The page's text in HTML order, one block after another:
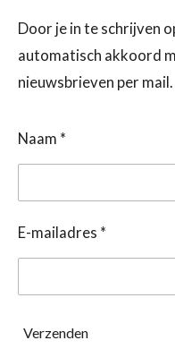
Door je in te schrijven
automatisch akkoord
nieuwsbrieven per mail.
Naam *
E-mailadres *
Verzenden